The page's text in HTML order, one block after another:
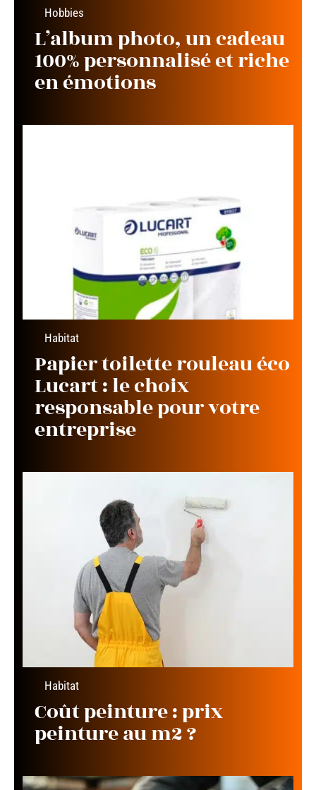
Hobbies
L’album photo, un cadeau
100% personnalisé et riche
en émotions
Habitat
Papier toilette rouleau éco
Lucart : le choix
responsable pour votre
entreprise
Habitat
Coût peinture : prix
peinture au m2 ?